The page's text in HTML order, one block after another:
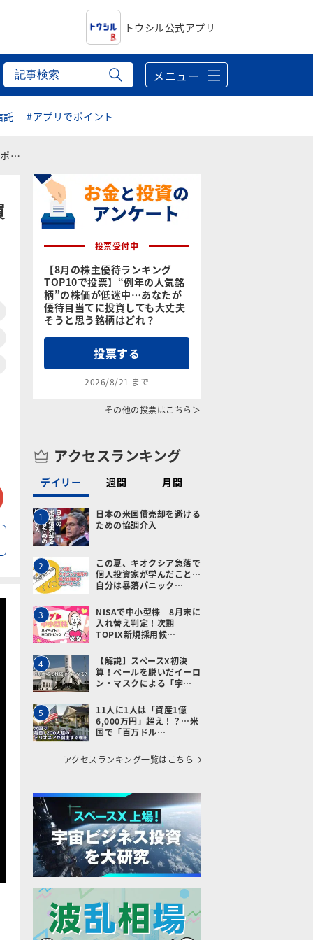
トウシル公式アプリ
メニュー
託 #アプリでポイント
～
メールで送る
投票受付中
【8月の株主優待ランキング
TOP10で投票】“例年の人気銘
柄”の株価が低迷中…あなたが
優待目当てに投資しても大丈夫
そうと思う銘柄はどれ？
投票する
2026/8/21 まで
その他の投票はこちら＞
アクセスランキング
デイリー 週間 月間
1
日本の米国債売却を避ける
ための協調介入
2
この夏、キオクシア急落で
個人投資家が学んだこと…
自分は暴落パニック…
3
NISAで中小型株 8月末に
入れ替え判定！次期
TOPIX新規採用候…
4
【解説】スペースX初決
算！ベールを脱いだイーロ
ン・マスクによる「宇…
5
11人に1人は「資産1億
6,000万円」超え！？…米
国で「百万ドル…
アクセスランキング一覧はこちら